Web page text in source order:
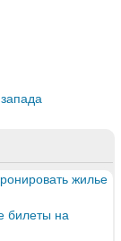
жилье
билеты на